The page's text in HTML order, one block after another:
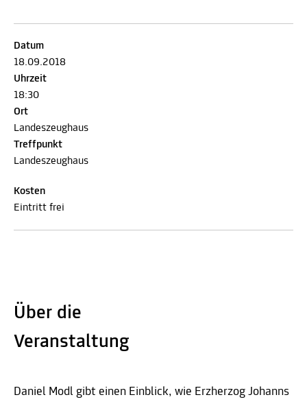
Datum
18.09.2018
Uhrzeit
18:30
Ort
Landeszeughaus
Treffpunkt
Landeszeughaus
Kosten
Eintritt frei
Über die
Veranstaltung
Daniel Modl gibt einen Einblick, wie Erzherzog Johanns